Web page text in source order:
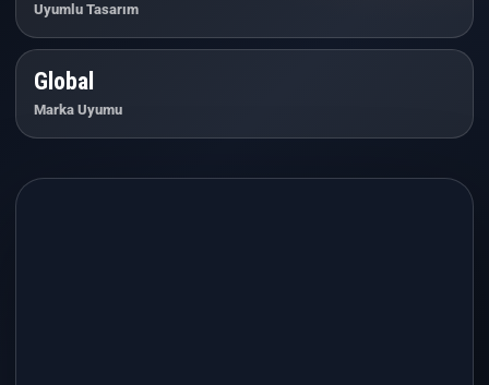
Uyumlu Tasarım
Global
Marka Uyumu